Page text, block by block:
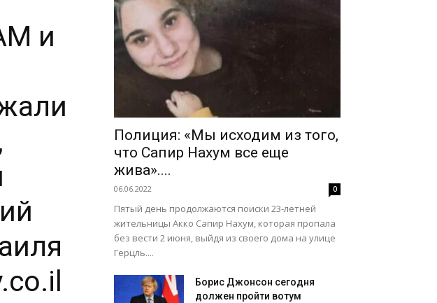
и
Полиция: «Мы исходим из того,
что Сапир Нахум все еще
жива»....
06.06.2022 0
Пятый день продолжаются поиски 23-летней
жительницы Акко Сапир Нахум, которая пропала
без вести 2 июня, выйдя из своего дома на улице
Герцль....
Борис Джонсон сегодня
должен пройти вотум